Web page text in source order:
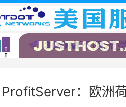
ProfitServer：欧洲